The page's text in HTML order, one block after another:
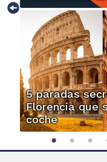
5 paradas
Florencia que
coche